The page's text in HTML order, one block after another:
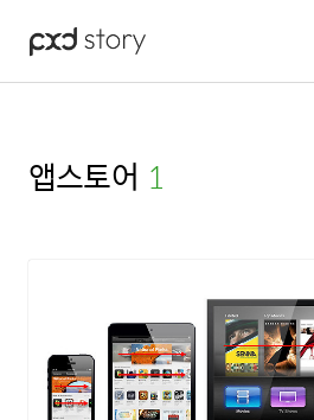
앱스토어 (1)